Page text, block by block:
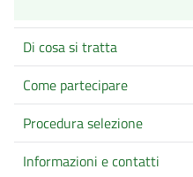
Di cosa si tratta
Come partecipare
Procedura selezione
Informazioni e contatti